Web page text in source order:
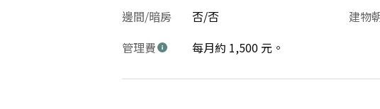
邊間/暗房
否/否 建物
管理費
每月約 1,500 元。